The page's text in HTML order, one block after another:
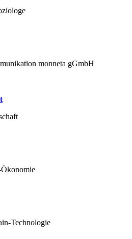
monneta gGmbH
Ökonomie
Technologie